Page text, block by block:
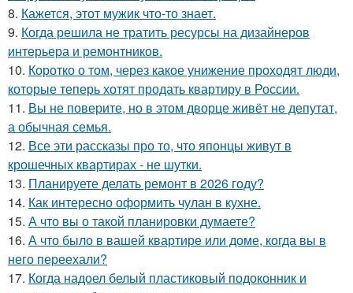
8. Кажется, этот мужик что-то знает.
9. Когда решила не тратить ресурсы на дизайнеров
интерьера и ремонтников.
10. Коротко о том, через какое унижение проходят люди,
которые теперь хотят продать квартиру в России.
11. Вы не поверите, но в этом дворце живёт не депутат,
а обычная семья.
12. Все эти рассказы про то, что японцы живут в
крошечных квартирах - не шутки.
13. Планируете делать ремонт в 2026 году?
14. Как интересно оформить чулан в кухне.
15. А что вы о такой планировки думаете?
16. А что было в вашей квартире или доме, когда вы в
него переехали?
17. Когда надоел белый пластиковый подоконник и